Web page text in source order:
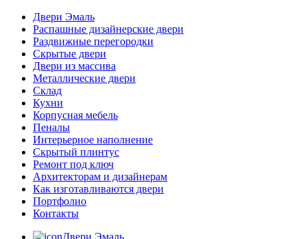
Двери Эмаль
Распашные дизайнерские двери
Раздвижные перегородки
Скрытые двери
Двери из массива
Металлические двери
Склад
Кухни
Корпусная мебель
Пеналы
Интерьерное наполнение
Скрытый плинтус
Ремонт под ключ
Архитекторам и дизайнерам
Как изготавливаются двери
Портфолио
Контакты
Двери Эмаль